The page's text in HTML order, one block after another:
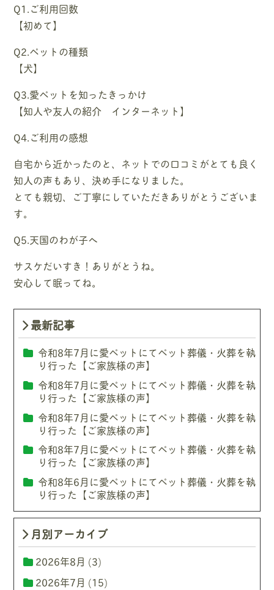
Q1.ご利用回数
【初めて】
Q2.ペットの種類
【犬】
Q3.愛ペットを知ったきっかけ
【知人や友人の紹介 インターネット】
Q4.ご利用の感想
自宅から近かったのと、ネットでの口コミがとても良く
知人の声もあり、決め手になりました。
とても親切、ご丁寧にしていただきありがとうございま
す。
Q5.天国のわが子へ
サスケだいすき！ありがとうね。
安心して眠ってね。
最新記事
令和8年7月に愛ペットにてペット葬儀・火葬を執
り行った【ご家族様の声】
令和8年7月に愛ペットにてペット葬儀・火葬を執
り行った【ご家族様の声】
令和8年7月に愛ペットにてペット葬儀・火葬を執
り行った【ご家族様の声】
令和8年7月に愛ペットにてペット葬儀・火葬を執
り行った【ご家族様の声】
令和8年6月に愛ペットにてペット葬儀・火葬を執
り行った【ご家族様の声】
月別アーカイブ
2026年8月 (3)
2026年7月 (15)